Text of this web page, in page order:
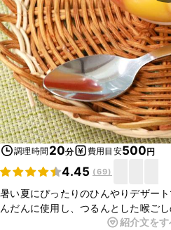
調理時間 20分 費用目安500円
4.45 (69)
暑い夏にぴったりのひんやりデザー
んだんに使用し、つるんとした喉ご
シュワっと弾ける美味しさのゼリー
紹介文を